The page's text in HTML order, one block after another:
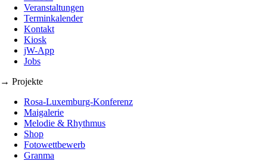
Veranstaltungen
Terminkalender
Kontakt
Kiosk
jW-App
Jobs
→ Projekte
Rosa-Luxemburg-Konferenz
Maigalerie
Melodie & Rhythmus
Shop
Fotowettbewerb
Granma